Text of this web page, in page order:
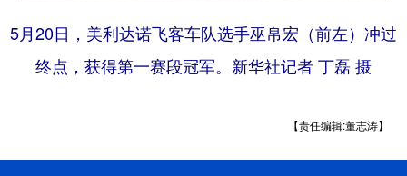
5月20日，美利达诺飞客车队选手巫帛宏（前左）冲过
终点，获得第一赛段冠军。新华社记者 丁磊 摄
【责任编辑:董志涛】